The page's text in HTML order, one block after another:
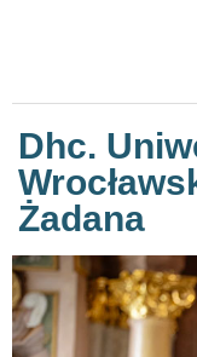
Dhc.
Żadana